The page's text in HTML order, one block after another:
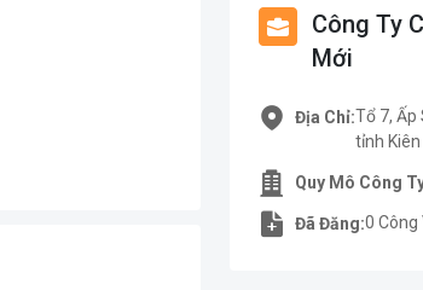
Công Ty
Mới
Địa Chỉ:Tổ 7, Ấp
tỉnh Kiên
Quy Mô Công
Đã Đăng:0 Công